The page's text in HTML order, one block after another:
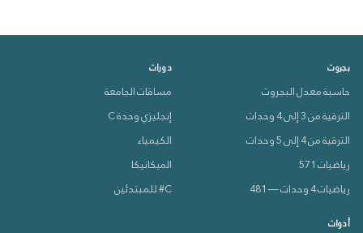
بجروت
حاسبة معدل البجروت
الترقية من 3 إلى 4 وحدات
الترقية من 4 إلى 5 وحدات
رياضيات 571
رياضيات 4 وحدات — 481
دورات
مساقات الجامعة
إنجليزي وحدة C
الكيمياء
الميكانيكا
C# للمبتدئين
أدوات